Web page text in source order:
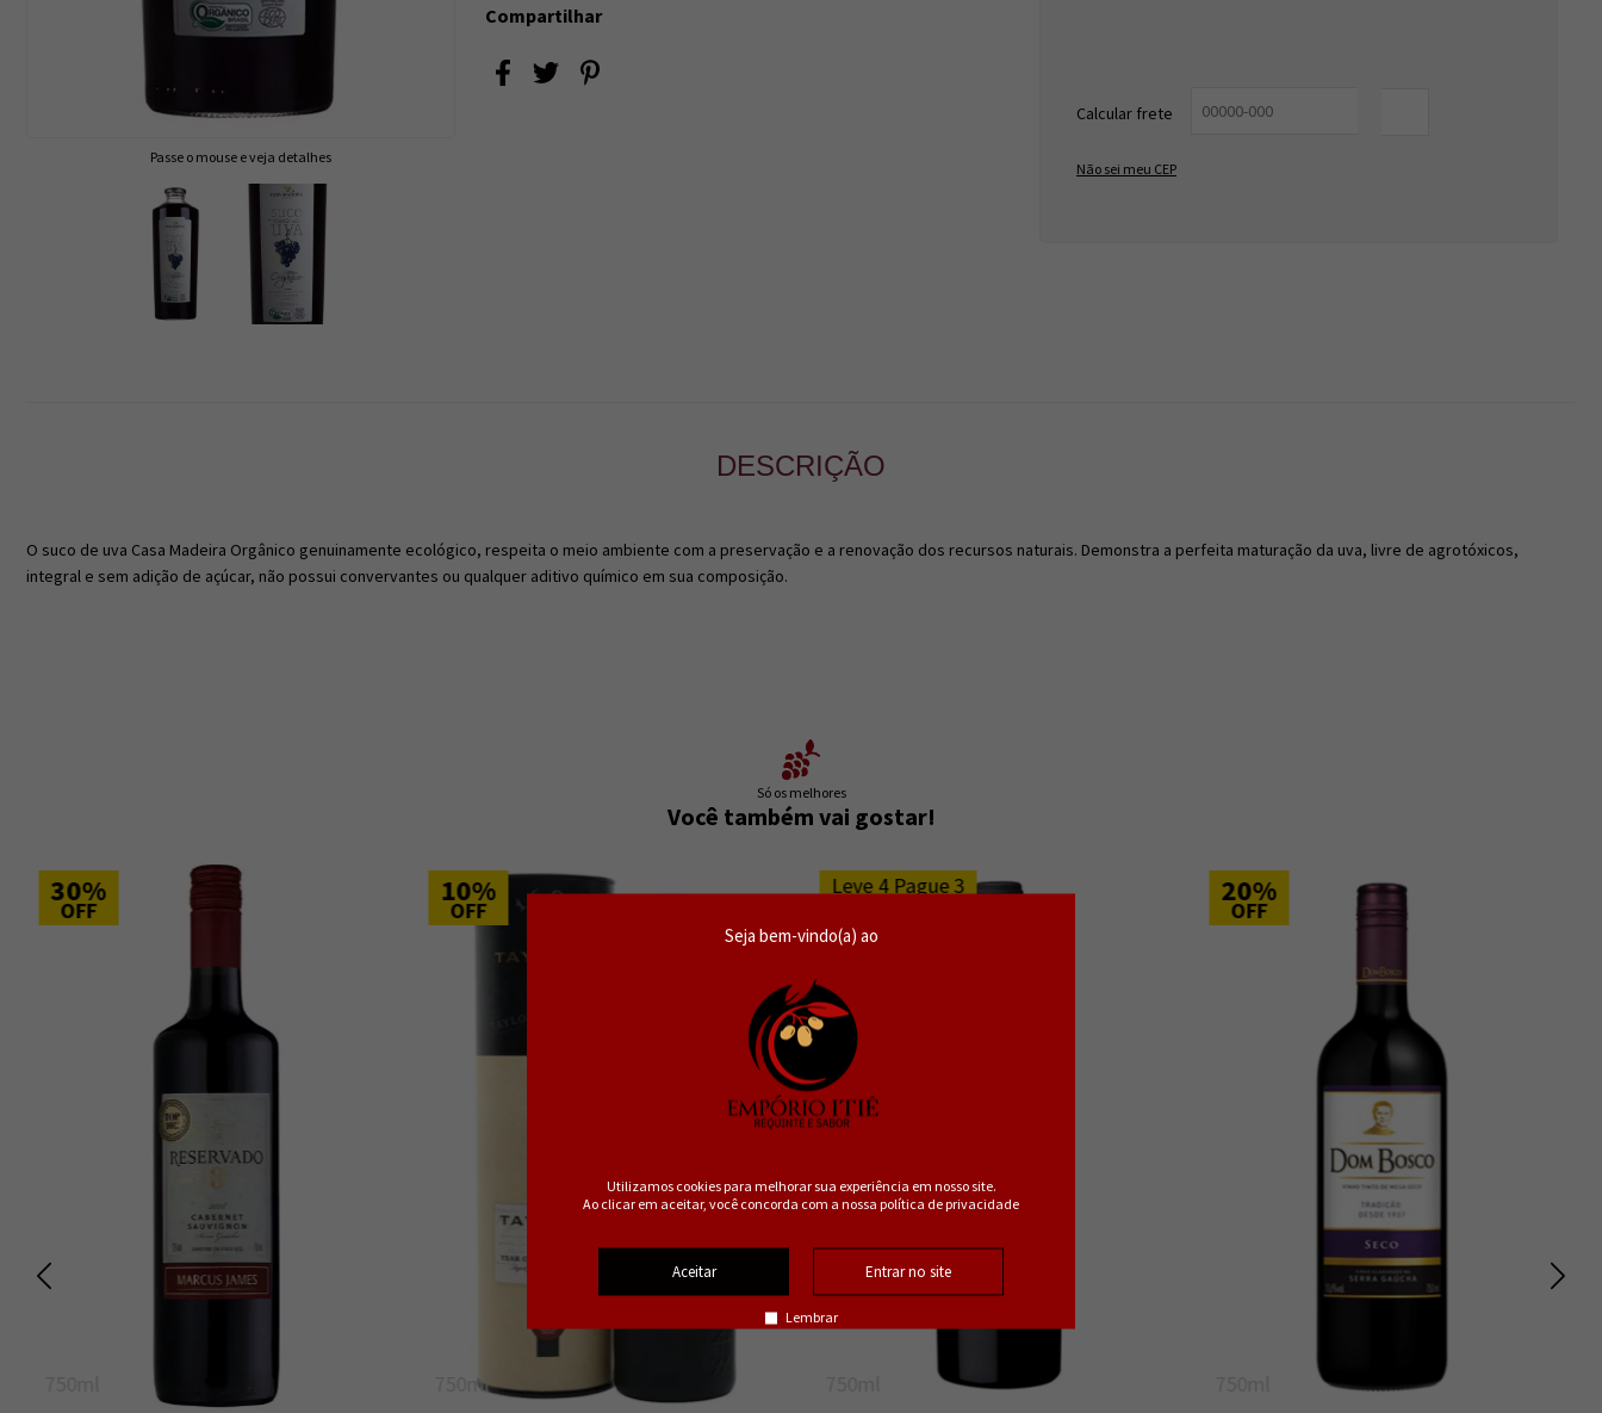
Seja bem-vindo(a) ao
Utilizamos cookies para melhorar sua experiência em nosso site.
Ao clicar em aceitar, você concorda com a nossa política de privacidade
Aceitar Entrar no site
Lembrar
Passe o mouse e veja detalhes
Compartilhar
Calcular frete
Não sei meu CEP
DESCRIÇÃO
O suco de uva Casa Madeira Orgânico genuinamente ecológico, respeita o meio ambiente com a preservação e a renovação dos recursos naturais. Demonstra a perfeita maturação da uva, livre de agrotóxicos,
integral e sem adição de açúcar, não possui convervantes ou qualquer aditivo químico em sua composição.
Só os melhores
Você também vai gostar!
30%
OFF
750ml
10%
OFF
Leve 4 Pague 3 20%
OFF